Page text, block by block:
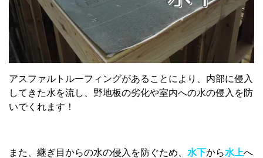
アスファルトルーフィングがあることにより、内部に侵入
してきた水を流し、野地板の劣化や室内への水の侵入を防
いでくれます！
また、継ぎ目からの水の侵入を防ぐため、 水下から水上へ